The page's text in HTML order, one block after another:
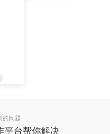
的问题
平台帮你解决